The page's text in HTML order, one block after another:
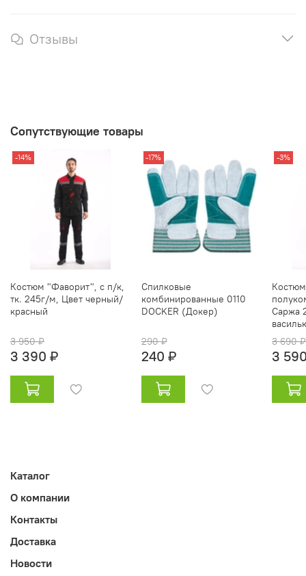
Отзывы
Сопутствующие товары
-14%
Костюм "Фаворит", с п/к,
тк. 245г/м, Цвет черный/
красный
3 950 ₽
3 390 ₽
-17%
Спилковые
комбинированные 0110
DOCKER (Докер)
290 ₽
240 ₽
-3%
Саржа
3 690 ₽
3
Каталог
О компании
Контакты
Доставка
Новости